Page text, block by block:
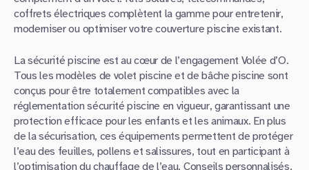
coffrets électriques complètent la gamme pour entretenir,
moderniser ou optimiser votre couverture piscine existant.
La sécurité piscine est au cœur de l’engagement Volée d’O.
Tous les modèles de volet piscine et de bâche piscine sont
conçus pour être totalement compatibles avec la
réglementation sécurité piscine en vigueur, garantissant une
protection efficace pour les enfants et les animaux. En plus
de la sécurisation, ces équipements permettent de protéger
l’eau des feuilles, pollens et salissures, tout en participant à
l’optimisation du chauffage de l’eau. Conseils personnalisés,